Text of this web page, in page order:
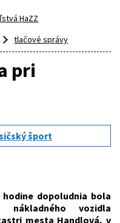
HaZZ
tlačové správy
pri
šport
dopoludnia bola
nákladného vozidla
mesta Handlová, v